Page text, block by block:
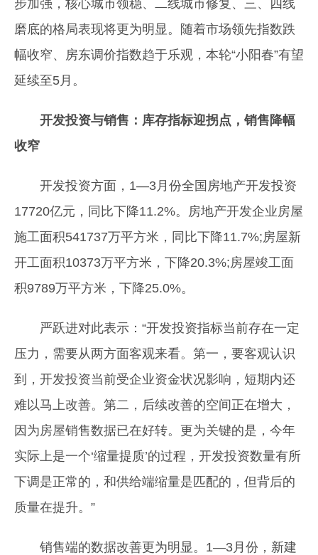
步加强，核心城市领稳、二线城市修复、三、四线
磨底的格局表现将更为明显。随着市场领先指数跌
幅收窄、房东调价指数趋于乐观，本轮“小阳春”有望
延续至5月。
开发投资与销售：库存指标迎拐点，销售降幅
收窄
开发投资方面，1—3月份全国房地产开发投资
17720亿元，同比下降11.2%。房地产开发企业房屋
施工面积541737万平方米，同比下降11.7%;房屋新
开工面积10373万平方米，下降20.3%;房屋竣工面
积9789万平方米，下降25.0%。
严跃进对此表示：“开发投资指标当前存在一定
压力，需要从两方面客观来看。第一，要客观认识
到，开发投资当前受企业资金状况影响，短期内还
难以马上改善。第二，后续改善的空间正在增大，
因为房屋销售数据已在好转。更为关键的是，今年
实际上是一个‘缩量提质’的过程，开发投资数量有所
下调是正常的，和供给端缩量是匹配的，但背后的
质量在提升。”
销售端的数据改善更为明显。1—3月份，新建